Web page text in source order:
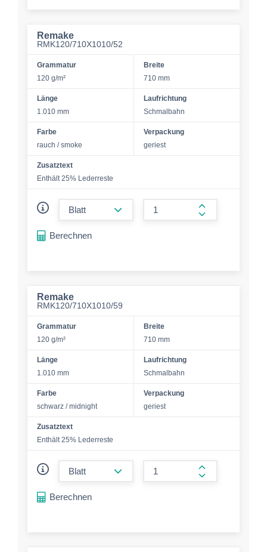
Remake
RMK120/710X1010/52
Grammatur
120 g/m²
Breite
710 mm
Länge
1.010 mm
Laufrichtung
Schmalbahn
Farbe
rauch / smoke
Verpackung
geriest
Zusatztext
Enthält 25% Lederreste
form.increase-
Berechnen
Remake
RMK120/710X1010/59
Grammatur
120 g/m²
Breite
710 mm
Länge
1.010 mm
Laufrichtung
Schmalbahn
Farbe
schwarz / midnight
Verpackung
geriest
Zusatztext
Enthält 25% Lederreste
form.increase-
Berechnen